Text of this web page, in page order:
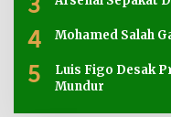
3
4 Mohamed Salah
5
Luis Figo Desak
Mundur